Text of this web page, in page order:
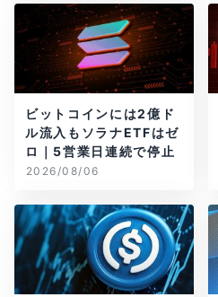
ビットコインには2億ド
ル流入もソラナETFはゼ
ロ｜5営業日連続で停止
2026/08/06